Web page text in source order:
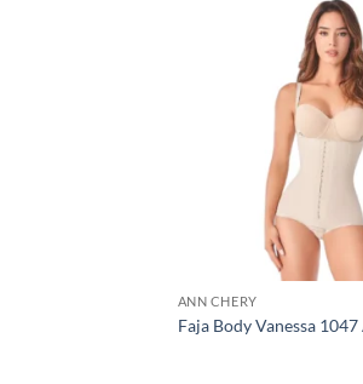
ANN CHERY
Faja Body Vanessa